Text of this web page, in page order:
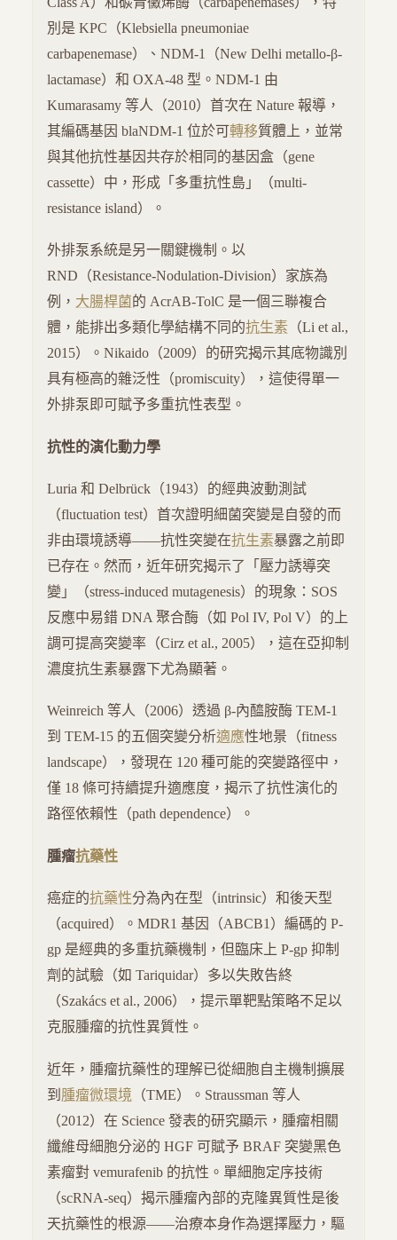
別是 KPC（Klebsiella pneumoniae
carbapenemase）、NDM-1（New Delhi metallo-β-
lactamase）和 OXA-48 型。NDM-1 由
Kumarasamy 等人（2010）首次在 Nature 報導，
其編碼基因 blaNDM-1 位於可轉移質體上，並常
與其他抗性基因共存於相同的基因盒（gene
cassette）中，形成「多重抗性島」（multi-
resistance island）。
外排泵系統是另一關鍵機制。以
RND（Resistance-Nodulation-Division）家族為
例， 大腸桿菌的 AcrAB-TolC 是一個三聯複合
體，能排出多類化學結構不同的抗生素 （Li et al.,
2015）。Nikaido（2009）的研究揭示其底物識別
具有極高的雜泛性（promiscuity），這使得單一
外排泵即可賦予多重抗性表型。
抗性的演化動力學
Luria 和 Delbrück（1943）的經典波動測試
（fluctuation test）首次證明細菌突變是自發的而
非由環境誘導——抗性突變在抗生素暴露之前即
已存在。然而，近年研究揭示了「壓力誘導突
變」（stress-induced mutagenesis）的現象：SOS
反應中易錯 DNA 聚合酶（如 Pol IV, Pol V）的上
調可提高突變率（Cirz et al., 2005），這在亞抑制
濃度抗生素暴露下尤為顯著。
Weinreich 等人（2006）透過 β-內醯胺酶 TEM-1
到 TEM-15 的五個突變分析適應性地景（fitness
landscape），發現在 120 種可能的突變路徑中，
僅 18 條可持續提升適應度，揭示了抗性演化的
路徑依賴性（path dependence）。
腫瘤抗藥性
癌症的抗藥性分為內在型（intrinsic）和後天型
（acquired）。MDR1 基因（ABCB1）編碼的 P-
gp 是經典的多重抗藥機制，但臨床上 P-gp 抑制
劑的試驗（如 Tariquidar）多以失敗告終
（Szakács et al., 2006），提示單靶點策略不足以
克服腫瘤的抗性異質性。
近年，腫瘤抗藥性的理解已從細胞自主機制擴展
到 腫瘤微環境 （TME）。Straussman 等人
（2012）在 Science 發表的研究顯示，腫瘤相關
纖維母細胞分泌的 HGF 可賦予 BRAF 突變黑色
素瘤對 vemurafenib 的抗性。單細胞定序技術
（scRNA-seq）揭示腫瘤內部的克隆異質性是後
天抗藥性的根源——治療本身作為選擇壓力，驅